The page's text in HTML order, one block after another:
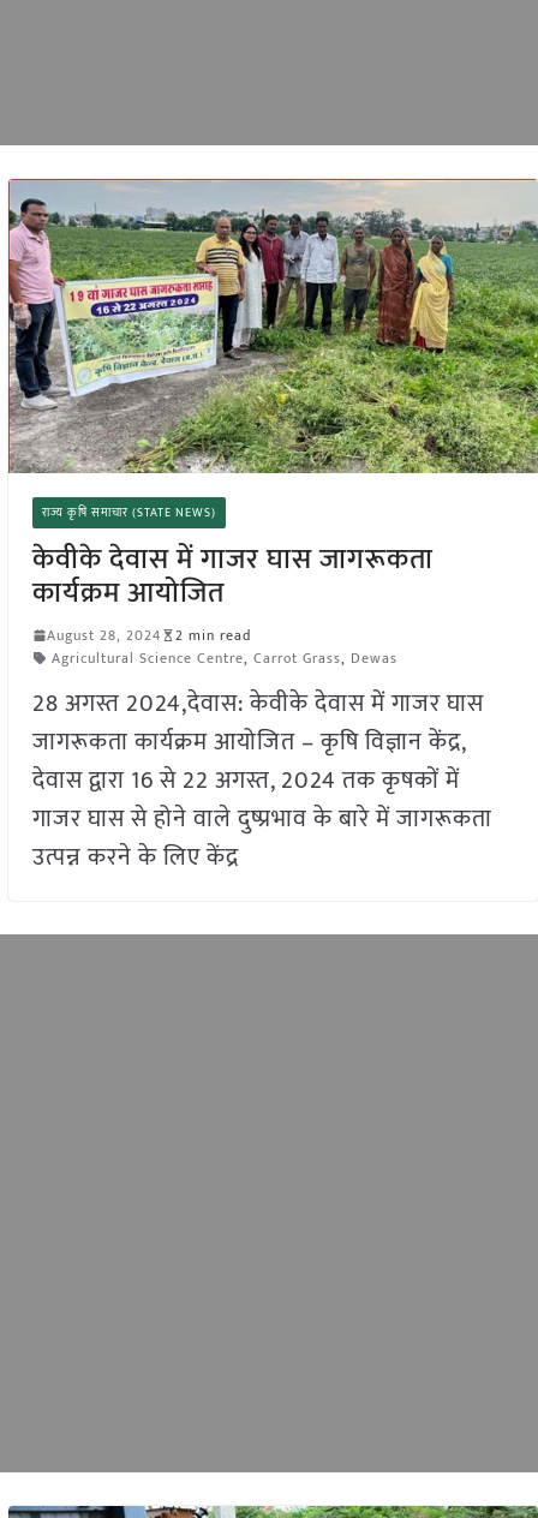
राज्य कृषि समाचार (STATE NEWS)
केवीके देवास में गाजर घास जागरूकता
कार्यक्रम आयोजित
August 28, 2024
2 min read
Agricultural Science Centre, Carrot Grass, Dewas
28 अगस्त 2024,देवास: केवीके देवास में गाजर घास
जागरूकता कार्यक्रम आयोजित – कृषि विज्ञान केंद्र,
देवास द्वारा 16 से 22 अगस्त, 2024 तक कृषकों में
गाजर घास से होने वाले दुष्प्रभाव के बारे में जागरूकता
उत्पन्न करने के लिए केंद्र